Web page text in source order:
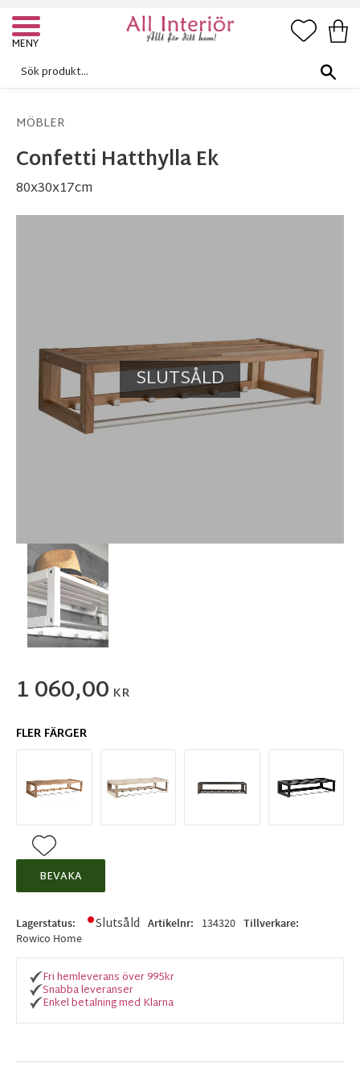
Meny
MÖBLER
Confetti Hatthylla Ek
80x30x17cm
SLUTSÅLD
1 060,00 KR
FLER FÄRGER
Lägg till i favoriter
BEVAKA
Lagerstatus Slutsåld Artikelnr 134320 Tillverkare
Rowico Home
Fri hemleverans över 995kr
Snabba leveranser
Enkel betalning med Klarna